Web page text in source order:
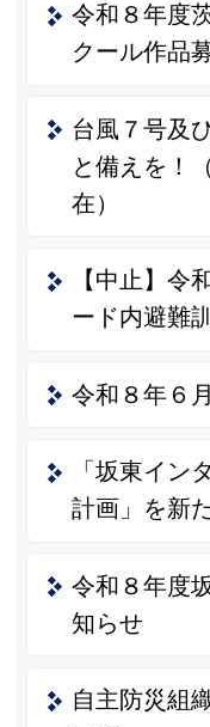
令和８年度
クール作品
台風７号及
と備えを！
在）
【中止】
ード内避難
令和８年６
「坂東イン
計画」を新
令和８年度
知らせ
自主防災組